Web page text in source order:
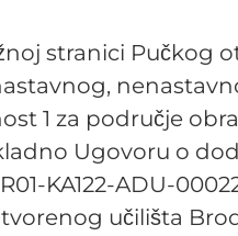
stranici Pučkog
1 za područje
Ugovoru o
KA122-ADU-
učilišta